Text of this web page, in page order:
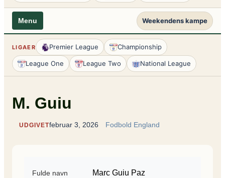
Menu Weekendens kampe
LIGAER Premier League Championship
League One League Two National League
M. Guiu
UDGIVETfebruar 3, 2026 Fodbold England
Fulde navn Marc Guiu Paz